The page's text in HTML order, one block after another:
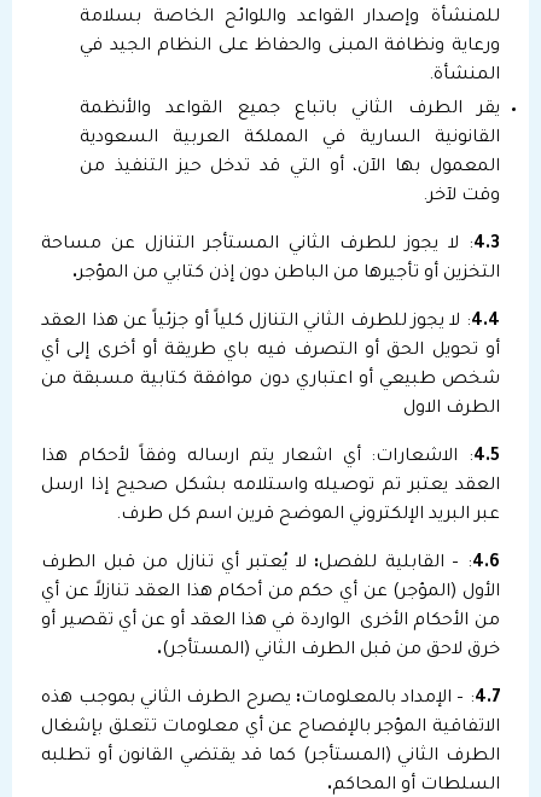
للمنشأة وإصدار القواعد واللوائح الخاصة بسلامة
ورعاية ونظافة المبنى والحفاظ على النظام الجيد في
المنشأة.
يقر الطرف الثاني باتباع جميع القواعد والأنظمة
القانونية السارية في المملكة العربية السعودية
المعمول بها الآن، أو التي قد تدخل حيز التنفيذ من
وقت لآخر.
4.3: لا يجوز للطرف الثاني المستأجر التنازل عن مساحة
التخزين أو تأجيرها من الباطن دون إذن كتابي من المؤجر.
4.4: لا يجوز للطرف الثاني التنازل كلياً أو جزئياً عن هذا العقد
أو تحويل الحق أو التصرف فيه باي طريقة أو أخرى إلى أي
شخص طبيعي أو اعتباري دون موافقة كتابية مسبقة من
الطرف الاول
4.5: الاشعارات: أي اشعار يتم ارساله وفقاً لأحكام هذا
العقد يعتبر تم توصيله واستلامه بشكل صحيح إذا ارسل
عبر البريد الإلكتروني الموضح قرين اسم كل طرف.
4.6: – القابلية للفصل: لا يُعتبر أي تنازل من قبل الطرف
الأول (المؤجر) عن أي حكم من أحكام هذا العقد تنازلاً عن أي
من الأحكام الأخرى الواردة في هذا العقد أو عن أي تقصير أو
خرق لاحق من قبل الطرف الثاني (المستأجر).
4.7: – الإمداد بالمعلومات: يصرح الطرف الثاني بموجب هذه
الاتفاقية المؤجر بالإفصاح عن أي معلومات تتعلق بإشغال
الطرف الثاني (المستأجر) كما قد يقتضي القانون أو تطلبه
السلطات أو المحاكم.